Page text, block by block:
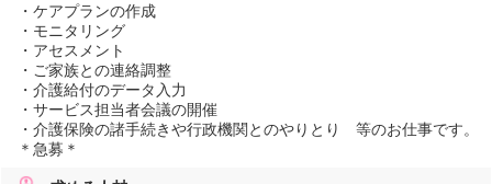
・ケアプランの作成
・モニタリング
・アセスメント
・ご家族との連絡調整
・介護給付のデータ入力
・サービス担当者会議の開催
・介護保険の諸手続きや行政機関とのやりとり 等のお仕事です。
＊急募＊